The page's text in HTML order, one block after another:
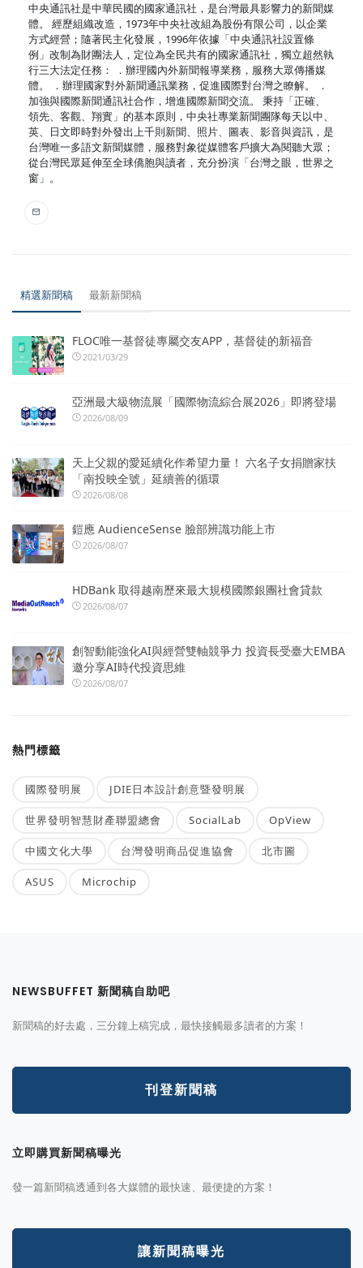
中央通訊社是中華民國的國家通訊社，是台灣最具影響力的新聞媒
體。 經歷組織改造，1973年中央社改組為股份有限公司，以企業
方式經營；隨著民主化發展，1996年依據「中央通訊社設置條
例」改制為財團法人，定位為全民共有的國家通訊社，獨立超然執
行三大法定任務： ．辦理國內外新聞報導業務，服務大眾傳播媒
體。 ．辦理國家對外新聞通訊業務，促進國際對台灣之瞭解。 ．
加強與國際新聞通訊社合作，增進國際新聞交流。 秉持「正確、
領先、客觀、翔實」的基本原則，中央社專業新聞團隊每天以中、
英、日文即時對外發出上千則新聞、照片、圖表、影音與資訊，是
台灣唯一多語文新聞媒體，服務對象從媒體客戶擴大為閱聽大眾；
從台灣民眾延伸至全球僑胞與讀者，充分扮演「台灣之眼，世界之
窗」。
精選新聞稿 最新新聞稿
FLOC唯一基督徒專屬交友APP，基督徒的新福音
2021/03/29
亞洲最大級物流展「國際物流綜合展2026」即將登場
2026/08/09
天上父親的愛延續化作希望力量！ 六名子女捐贈家扶
「南投映全號」延續善的循環
2026/08/08
鎧應 AudienceSense 臉部辨識功能上市
2026/08/07
HDBank 取得越南歷來最大規模國際銀團社會貸款
2026/08/07
創智動能強化AI與經營雙軸競爭力 投資長受臺大EMBA
邀分享AI時代投資思維
2026/08/07
熱門標籤
國際發明展 JDIE日本設計創意暨發明展
世界發明智慧財產聯盟總會 SocialLab OpView
中國文化大學 台灣發明商品促進協會 北市圖
ASUS Microchip
NEWSBUFFET 新聞稿自助吧
新聞稿的好去處，三分鐘上稿完成，最快接觸最多讀者的方案！
刊登新聞稿
立即購買新聞稿曝光
發一篇新聞稿透通到各大媒體的最快速、最便捷的方案！
讓新聞稿曝光